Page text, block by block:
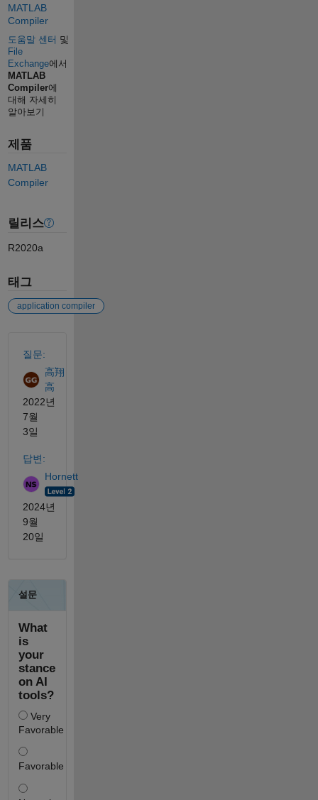
MATLAB
Compiler
도움말 센터 및
File
Exchange에서
MATLAB
Compiler에
대해 자세히
알아보기
제품
MATLAB
Compiler
릴리스
R2020a
태그
application compiler
질문:
高翔
高
2022년
7월
3일
답변:
Hornett
2024년
9월
20일